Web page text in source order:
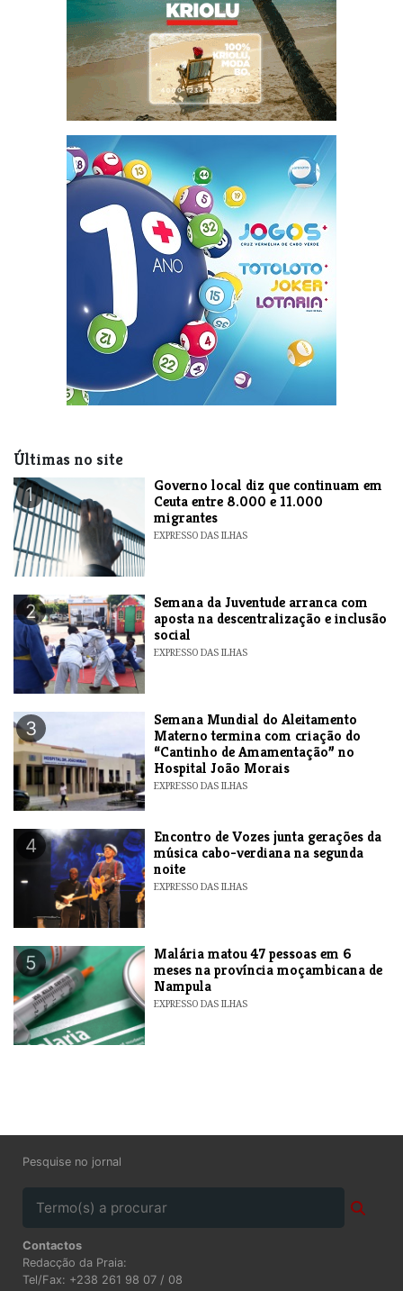
Últimas no site
1
​Governo local diz que continuam em
Ceuta entre 8.000 e 11.000
migrantes
EXPRESSO DAS ILHAS
2
Semana da Juventude arranca com
aposta na descentralização e inclusão
social
EXPRESSO DAS ILHAS
3
Semana Mundial do Aleitamento
Materno termina com criação do
“Cantinho de Amamentação” no
Hospital João Morais
EXPRESSO DAS ILHAS
4
Encontro de Vozes junta gerações da
música cabo-verdiana na segunda
noite
EXPRESSO DAS ILHAS
5
​Malária matou 47 pessoas em 6
meses na província moçambicana de
Nampula
EXPRESSO DAS ILHAS
Pesquise no jornal
Contactos
Redacção da Praia:
Tel/Fax: +238 261 98 07 / 08